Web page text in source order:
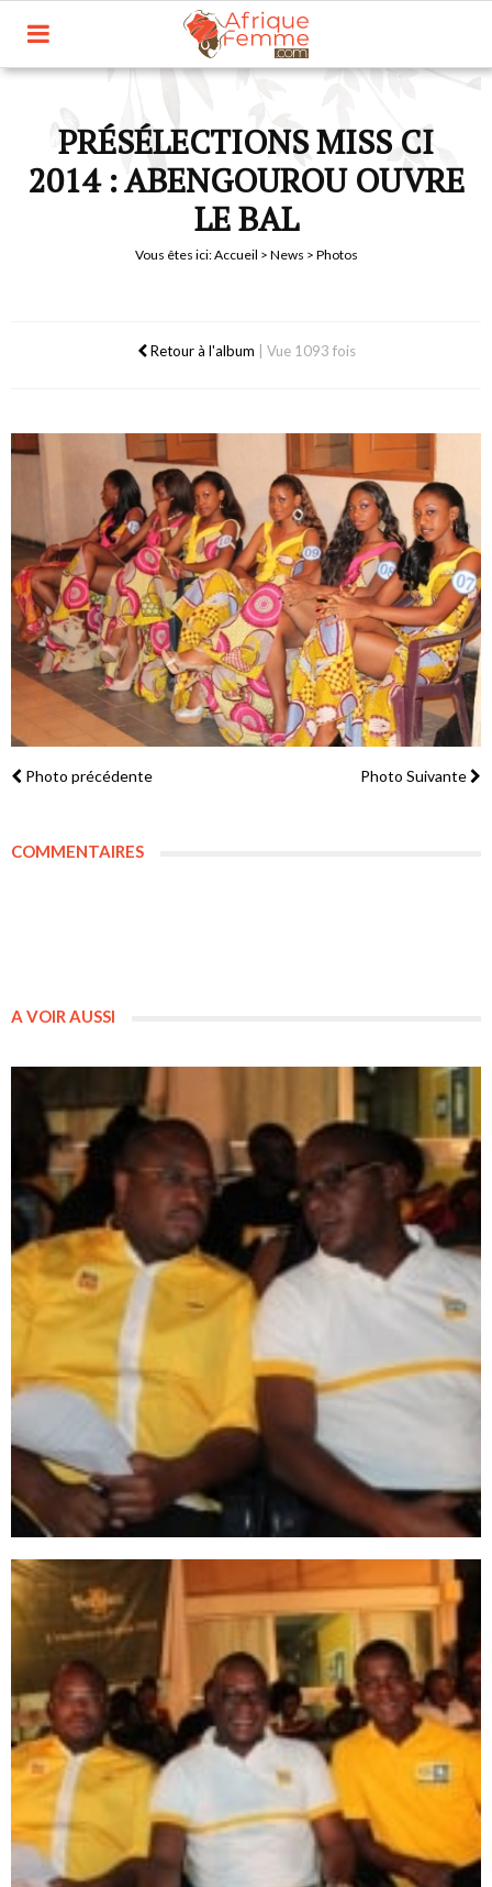
PRÉSÉLECTIONS MISS CI
2014 : ABENGOUROU OUVRE
LE BAL
Vous êtes ici:Accueil > News > Photos
Retour à l'album Vue 1093 fois
Photo précédente Photo Suivante
COMMENTAIRES
A VOIR AUSSI